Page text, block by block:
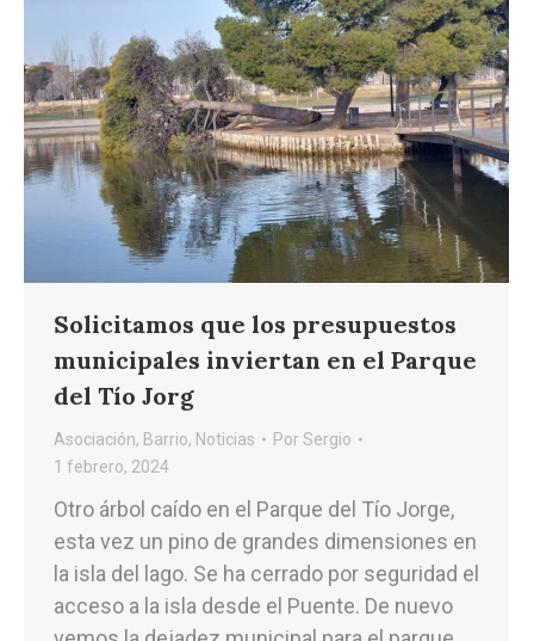
Solicitamos que los presupuestos
municipales inviertan en el Parque
del Tío Jorg
Asociación, Barrio, Noticias PorSergio
1 febrero, 2024
Otro árbol caído en el Parque del Tío Jorge,
esta vez un pino de grandes dimensiones en
la isla del lago. Se ha cerrado por seguridad el
acceso a la isla desde el Puente. De nuevo